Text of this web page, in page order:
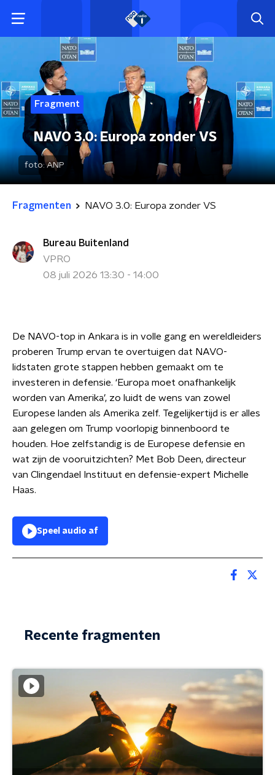
Fragment
NAVO 3.0: Europa zonder VS
foto:ANP
Fragmenten NAVO 3.0: Europa zonder VS
Bureau Buitenland
VPRO
08 juli 2026 13:30 - 14:00
De NAVO-top in Ankara is in volle gang en wereldleiders
proberen Trump ervan te overtuigen dat NAVO-
lidstaten grote stappen hebben gemaakt om te
investeren in defensie. ‘Europa moet onafhankelijk
worden van Amerika’, zo luidt de wens van zowel
Europese landen als Amerika zelf. Tegelijkertijd is er alles
aan gelegen om Trump voorlopig binnenboord te
houden. Hoe zelfstandig is de Europese defensie en
wat zijn de vooruitzichten? Met Bob Deen, directeur
van Clingendael Instituut en defensie-expert Michelle
Haas.
Speel audio af
Recente fragmenten